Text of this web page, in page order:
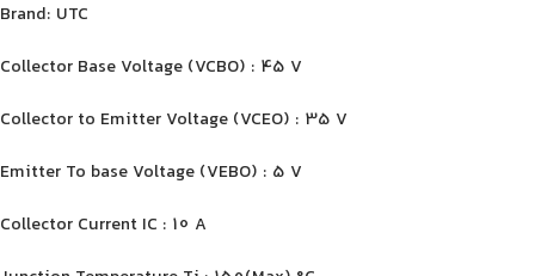
Brand: UTC
Collector Base Voltage (VCBO) : 45 V
Collector to Emitter Voltage (VCEO) : 35 V
Emitter To base Voltage (VEBO) : 5 V
Collector Current IC : 10 A